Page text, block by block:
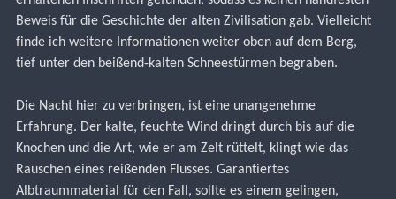
Beweis für die Geschichte der alten Zivilisation gab. Vielleicht
finde ich weitere Informationen weiter oben auf dem Berg,
tief unter den beißend-kalten Schneestürmen begraben.
Die Nacht hier zu verbringen, ist eine unangenehme
Erfahrung. Der kalte, feuchte Wind dringt durch bis auf die
Knochen und die Art, wie er am Zelt rüttelt, klingt wie das
Rauschen eines reißenden Flusses. Garantiertes
Albtraummaterial für den Fall, sollte es einem gelingen,